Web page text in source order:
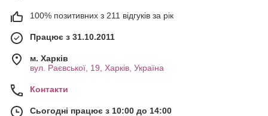
100% позитивних з 211 відгуків за рік
Працює з 31.10.2011
м. Харків
вул. Раєвської, 19, Харків, Україна
Контакти
Сьогодні працює з 10:00 до 14:00